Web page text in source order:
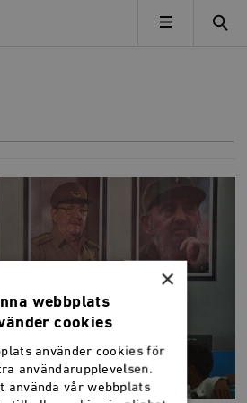
MENY
×
webbplats
cookies
använder cookies för
användarupplevelsen.
använda vår webbplats